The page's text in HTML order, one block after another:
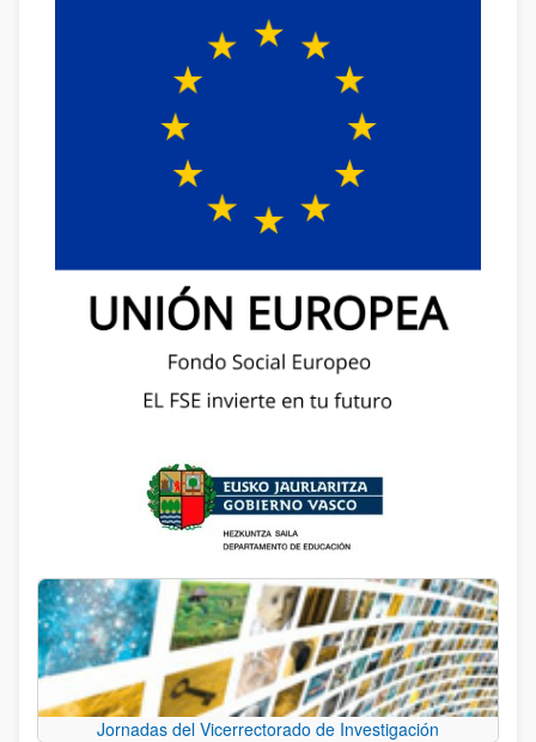
Jornadas del Vicerrectorado de Investigación